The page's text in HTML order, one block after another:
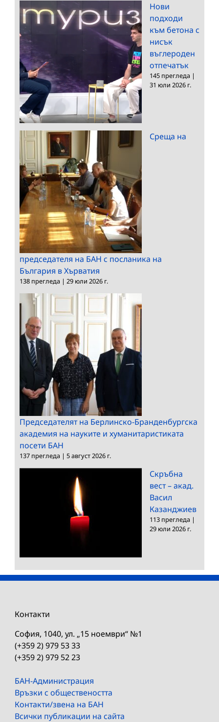
Нови
подходи
към бетона с
нисък
въглероден
отпечатък
145 прегледа |
31 юли 2026 г.
Среща на
председателя на БАН с посланика на
България в Хърватия
138 прегледа | 29 юли 2026 г.
Председателят на Берлинско-Бранденбургска
академия на науките и хуманитаристиката
посети БАН
137 прегледа | 5 август 2026 г.
Скръбна
вест – акад.
Васил
Казанджиев
113 прегледа |
29 юли 2026 г.
Контакти
София, 1040, ул. „15 ноември“ №1
(+359 2) 979 53 33
(+359 2) 979 52 23
БАН-Администрация
Връзки с обществеността
Контакти/звена на БАН
Всички публикации на сайта